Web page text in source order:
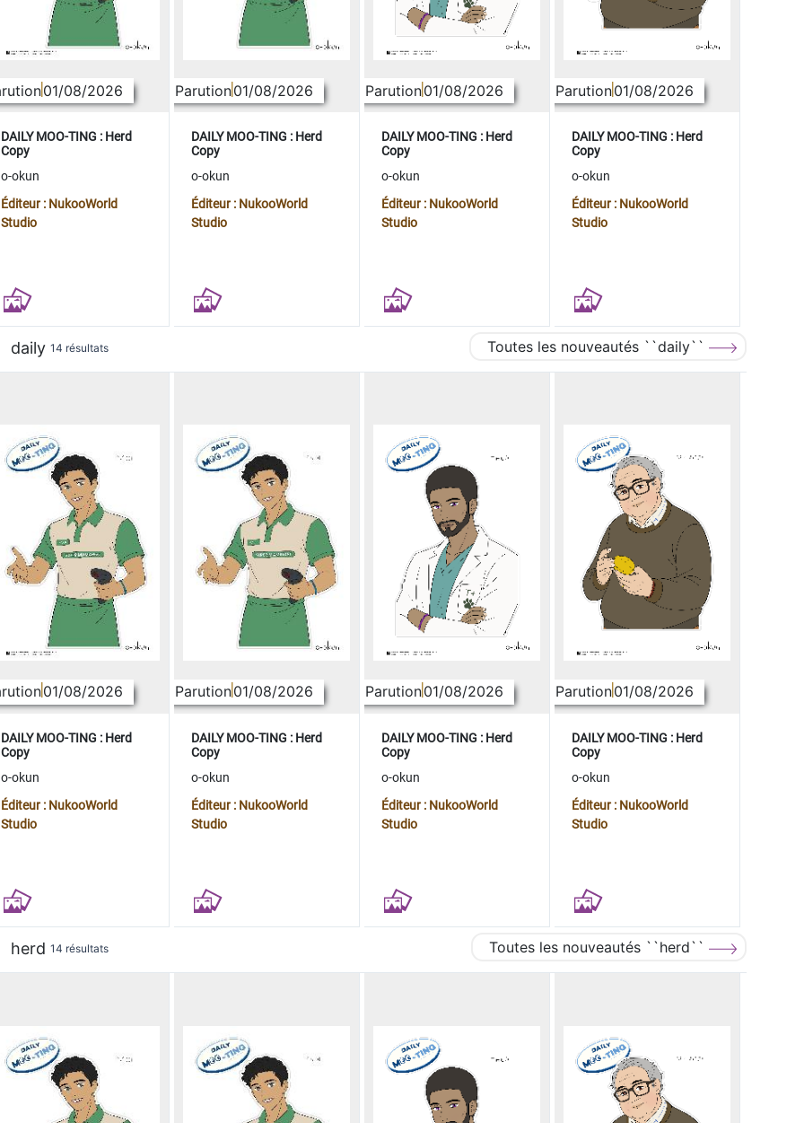
01/08/2026
DAILY MOO-TING : Herd
Copy
o-okun
Éditeur : NukooWorld
Studio
Parution01/08/2026
DAILY MOO-TING : Herd
Copy
o-okun
Éditeur : NukooWorld
Studio
Parution01/08/2026
DAILY MOO-TING : Herd
Copy
o-okun
Éditeur : NukooWorld
Studio
Parution01/08/2026
DAILY MOO-TING : Herd
Copy
o-okun
Éditeur : NukooWorld
Studio
daily 14 résultats Toutes les nouveautés ``daily``
01/08/2026
DAILY MOO-TING : Herd
Copy
o-okun
Éditeur : NukooWorld
Studio
Parution01/08/2026
DAILY MOO-TING : Herd
Copy
o-okun
Éditeur : NukooWorld
Studio
Parution01/08/2026
DAILY MOO-TING : Herd
Copy
o-okun
Éditeur : NukooWorld
Studio
Parution01/08/2026
DAILY MOO-TING : Herd
Copy
o-okun
Éditeur : NukooWorld
Studio
herd 14 résultats Toutes les nouveautés ``herd``